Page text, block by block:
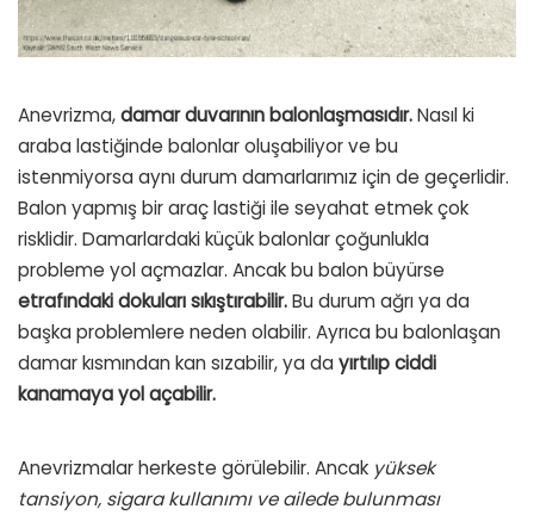
Anevrizma,damar duvarının balonlaşmasıdır.Nasıl ki
araba lastiğinde balonlar oluşabiliyor ve bu
istenmiyorsa aynı durum damarlarımız için de geçerlidir.
Balon yapmış bir araç lastiği ile seyahat etmek çok
risklidir. Damarlardaki küçük balonlar çoğunlukla
probleme yol açmazlar. Ancak bu balon büyürse
etrafındaki dokuları sıkıştırabilir.Bu durum ağrı ya da
başka problemlere neden olabilir. Ayrıca bu balonlaşan
damar kısmından kan sızabilir, ya da yırtılıp ciddi
kanamaya yol açabilir.
Anevrizmalar herkeste görülebilir. Ancak yüksek
tansiyon, sigara kullanımı ve ailede bulunması